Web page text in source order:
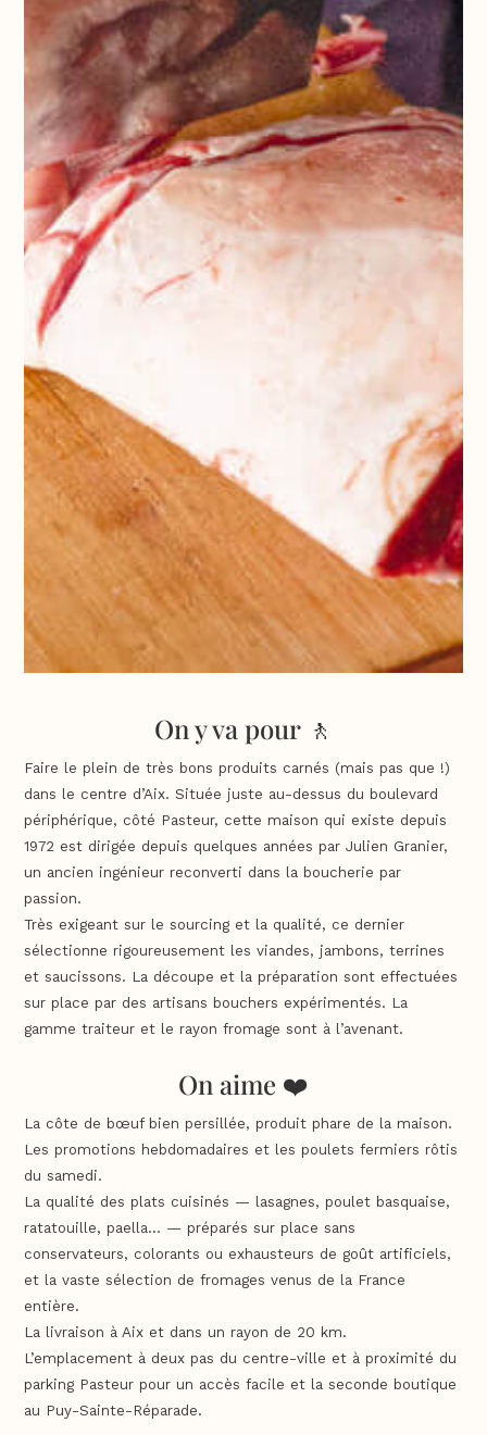
On y va pour 🚶
Faire le plein de très bons produits carnés (mais pas que !)
dans le centre d’Aix. Située juste au-dessus du boulevard
périphérique, côté Pasteur, cette maison qui existe depuis
1972 est dirigée depuis quelques années par Julien Granier,
un ancien ingénieur reconverti dans la boucherie par
passion.
Très exigeant sur le sourcing et la qualité, ce dernier
sélectionne rigoureusement les viandes, jambons, terrines
et saucissons. La découpe et la préparation sont effectuées
sur place par des artisans bouchers expérimentés. La
gamme traiteur et le rayon fromage sont à l’avenant.
On aime ❤️
La côte de bœuf bien persillée, produit phare de la maison.
Les promotions hebdomadaires et les poulets fermiers rôtis
du samedi.
La qualité des plats cuisinés — lasagnes, poulet basquaise,
ratatouille, paella… — préparés sur place sans
conservateurs, colorants ou exhausteurs de goût artificiels,
et la vaste sélection de fromages venus de la France
entière.
La livraison à Aix et dans un rayon de 20 km.
L’emplacement à deux pas du centre-ville et à proximité du
parking Pasteur pour un accès facile et la seconde boutique
au Puy-Sainte-Réparade.